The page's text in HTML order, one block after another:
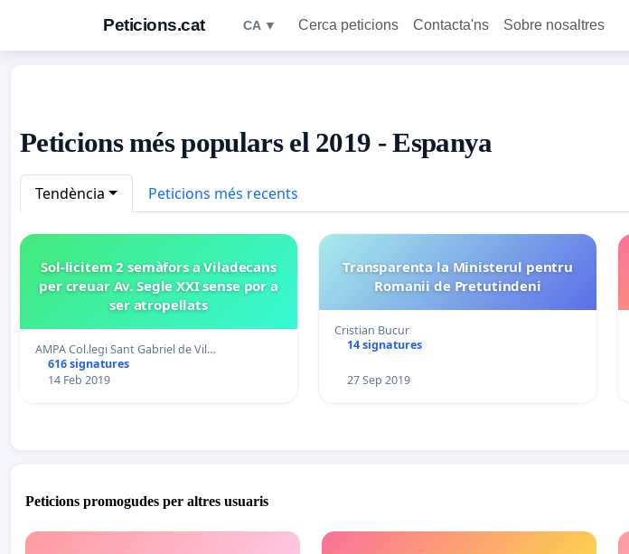
Peticions.cat CA ▼ Cerca peticions Contacta'ns Sobre nosaltres
Peticions més populars el 2019 - Espanya
Tendència Peticions més recents
Sol-licitem 2 semàfors a Viladecans
per creuar Av. Segle XXI sense por a
ser atropellats
AMPA Col.legi Sant Gabriel de Vil…
616 signatures
14 Feb 2019
Transparenta la Ministerul pentru
Romanii de Pretutindeni
Cristian Bucur
14 signatures
27 Sep 2019
Peticions promogudes per altres usuaris